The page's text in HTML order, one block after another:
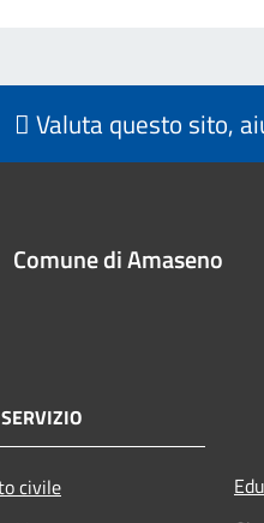
Valuta questo sito,
Comune di Amaseno
civile